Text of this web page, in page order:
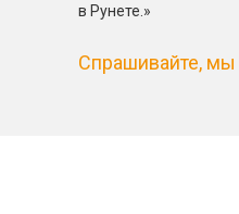
в Рунете.»
Спрашивайте,